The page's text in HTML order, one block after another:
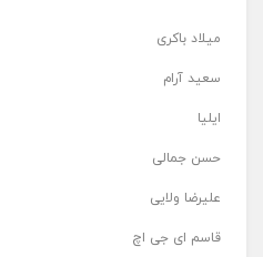
میلاد باکری
سعید آرام
ایلیا
حسن جمالی
علیرضا ولایی
قاسم ای جی اچ